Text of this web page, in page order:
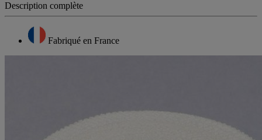
Description complète
Fabriqué en France